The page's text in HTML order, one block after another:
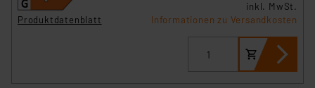
Produktdatenblatt
inkl. MwSt.
Informationen zu Versandkosten